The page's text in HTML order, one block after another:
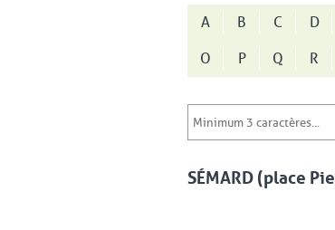
A B C D
O
P Q R
SÉMARD (place